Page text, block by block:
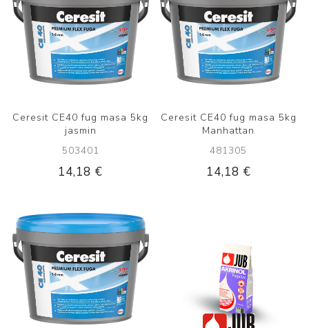
Ceresit CE40 fug masa 5kg
jasmin
503401
14,18 €
Ceresit CE40 fug masa 5kg
Manhattan
481305
14,18 €